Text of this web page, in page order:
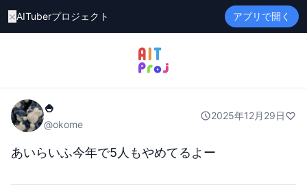
×AITuberプロジェクト アプリで開く
🍚
@okome
2025年12月29日
あいらいふ今年で5人もやめてるよー